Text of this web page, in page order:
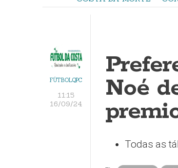
FÚTBOLQPC
11:15
16/09/24
Noé
Todas as